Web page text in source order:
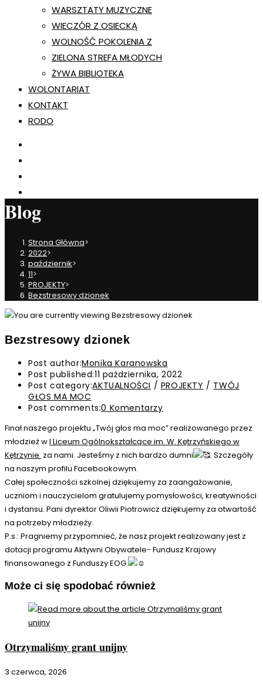
WARSZTATY MUZYCZNE
WIECZÓR Z OSIECKĄ
WOLNOŚĆ POKOLENIA Z
ZIELONA STREFA MŁODYCH
ŻYWA BIBLIOTEKA
WOLONTARIAT
KONTAKT
RODO
Blog
Strona Główna>
2022>
październik>
11>
PROJEKTY>
Bezstresowy dzionek
Bezstresowy dzionek
Post author:Monika Karanowska
Post published:11 października, 2022
Post category:AKTUALNOŚCI / PROJEKTY / TWÓJ
GŁOS MA MOC
Post comments:0 Komentarzy
Finał naszego projektu „Twój głos ma moc” realizowanego przez
młodzież wI Liceum Ogólnokształcące im. W. Kętrzyńskiego w
Kętrzynie za nami. Jesteśmy z nich bardzo dumni
. Szczegóły
na naszym profilu Facebookowym.
Całej społeczności szkolnej dziękujemy za zaangażowanie,
uczniom i nauczycielom gratulujemy pomysłowości, kreatywności
i dystansu. Pani dyrektor Oliwii Piotrowicz dziękujemy za otwartość
na potrzeby młodzieży.
P.s.: Pragniemy przypomnieć, że nasz projekt realizowany jest z
dotacji programu Aktywni Obywatele- Fundusz Krajowy
finansowanego z Funduszy EOG
Może ci się spodobać również
Otrzymaliśmy grant unijny
3 czerwca, 2026